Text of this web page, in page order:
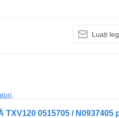
Luați
.
TXV120 0515705 / N0937405